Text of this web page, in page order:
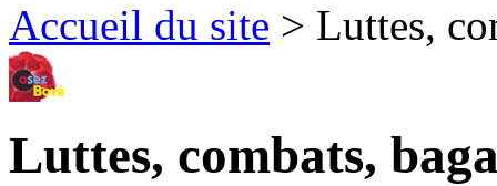
Accueil du site > Luttes,
Luttes, combats,